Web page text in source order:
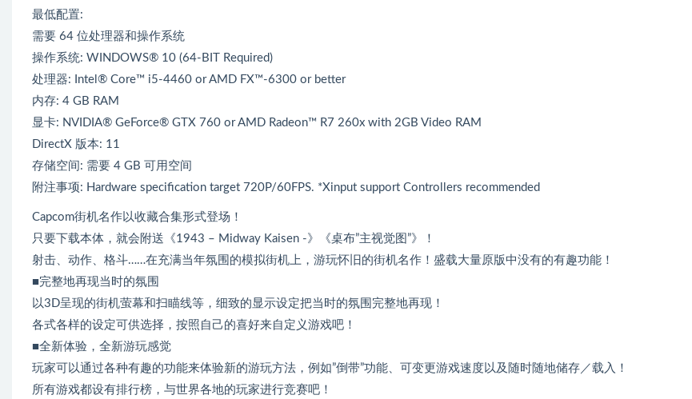
最低配置:
需要 64 位处理器和操作系统
操作系统: WINDOWS® 10 (64-BIT Required)
处理器: Intel® Core™ i5-4460 or AMD FX™-6300 or better
内存: 4 GB RAM
显卡: NVIDIA® GeForce® GTX 760 or AMD Radeon™ R7 260x with 2GB Video RAM
DirectX 版本: 11
存储空间: 需要 4 GB 可用空间
附注事项: Hardware specification target 720P/60FPS. *Xinput support Controllers recommended
Capcom街机名作以收藏合集形式登场！
只要下载本体，就会附送《1943 – Midway Kaisen -》《桌布”主视觉图”》！
射击、动作、格斗……在充满当年氛围的模拟街机上，游玩怀旧的街机名作！盛载大量原版中没有的有趣功能！
■完整地再现当时的氛围
以3D呈现的街机萤幕和扫瞄线等，细致的显示设定把当时的氛围完整地再现！
各式各样的设定可供选择，按照自己的喜好来自定义游戏吧！
■全新体验，全新游玩感觉
玩家可以通过各种有趣的功能来体验新的游玩方法，例如”倒带”功能、可变更游戏速度以及随时随地储存／载入！
所有游戏都设有排行榜，与世界各地的玩家进行竞赛吧！